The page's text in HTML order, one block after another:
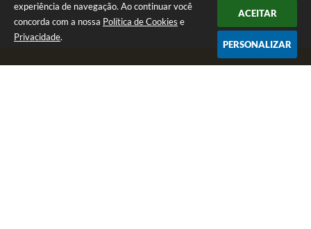
experiência de navegação. Ao continuar você
concorda com a nossa Política de Cookies e
Privacidade.
ACEITAR
PERSONALIZAR